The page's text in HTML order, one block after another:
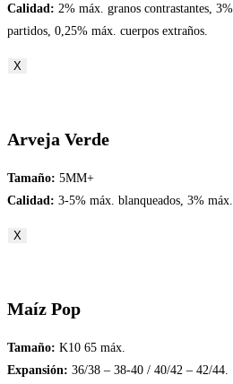
Calidad: 2% máx. granos contrastantes,
partidos, 0,25% máx. cuerpos extraños.
X
Arveja Verde
Tamaño: 5MM+
Calidad: 3-5% máx. blanqueados, 3% máx.
X
Maíz Pop
Tamaño: K10 65 máx.
Expansión: 36/38 – 38-40 / 40/42 – 42/44.